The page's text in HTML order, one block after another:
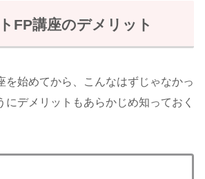
FP講座のデメリット
を始めてから、こんなはずじゃなかっ
にデメリットもあらかじめ知っておく